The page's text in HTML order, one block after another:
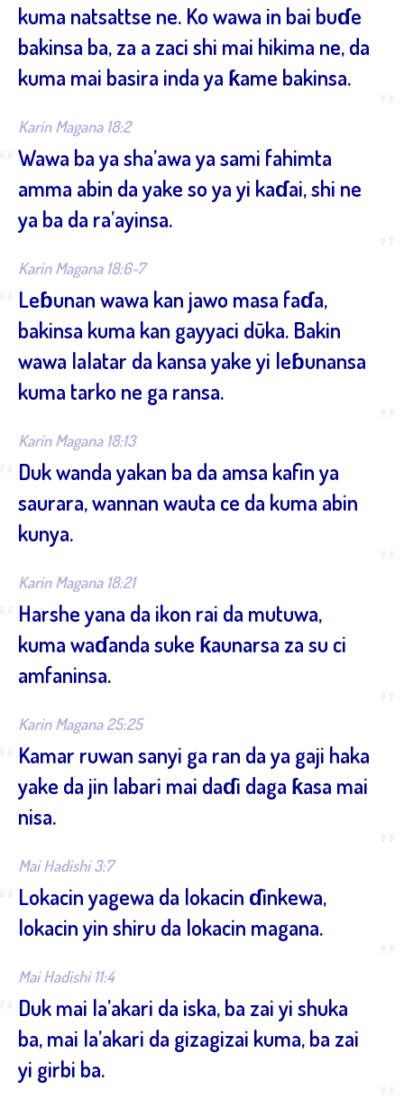
kuma natsattse ne. Ko wawa in bai buɗe
bakinsa ba, za a zaci shi mai hikima ne, da
kuma mai basira inda ya ƙame bakinsa.
Karin Magana 18:2
Wawa ba ya sha’awa ya sami fahimta
amma abin da yake so ya yi kaɗai, shi ne
ya ba da ra’ayinsa.
Karin Magana 18:6-7
Leɓunan wawa kan jawo masa faɗa,
bakinsa kuma kan gayyaci dūka. Bakin
wawa lalatar da kansa yake yi leɓunansa
kuma tarko ne ga ransa.
Karin Magana 18:13
Duk wanda yakan ba da amsa kafin ya
saurara, wannan wauta ce da kuma abin
kunya.
Karin Magana 18:21
Harshe yana da ikon rai da mutuwa,
kuma waɗanda suke ƙaunarsa za su ci
amfaninsa.
Karin Magana 25:25
Kamar ruwan sanyi ga ran da ya gaji haka
yake da jin labari mai daɗi daga ƙasa mai
nisa.
Mai Hadishi 3:7
Lokacin yagewa da lokacin ɗinkewa,
lokacin yin shiru da lokacin magana.
Mai Hadishi 11:4
Duk mai la’akari da iska, ba zai yi shuka
ba, mai la’akari da gizagizai kuma, ba zai
yi girbi ba.